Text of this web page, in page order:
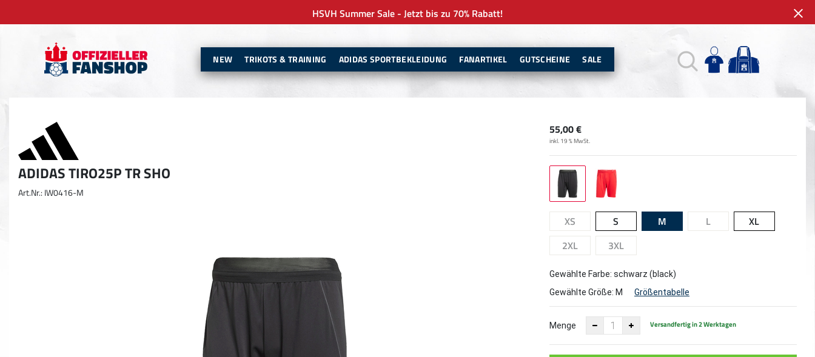
HSVH Summer Sale - Jetzt bis zu 70% Rabatt!
NEW TRIKOTS & TRAINING ADIDAS SPORTBEKLEIDUNG FANARTIKEL GUTSCHEINE SALE
ADIDAS TIRO25P TR SHO
Art.Nr.: IW0416-M
55,00€
inkl. 19 % MwSt.
XS S M L
XL
2XL
3XL
Gewählte Farbe: schwarz (black)
Gewählte Größe: M Größentabelle
Menge Versandfertig in 2 Werktagen